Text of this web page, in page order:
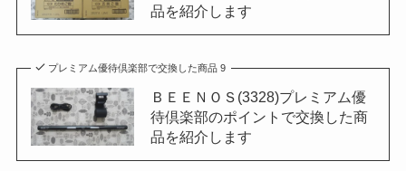
品を紹介します
プレミアム優待倶楽部で交換した商品 9
ＢＥＥＮＯＳ(3328)プレミアム優
待倶楽部のポイントで交換した商
品を紹介します